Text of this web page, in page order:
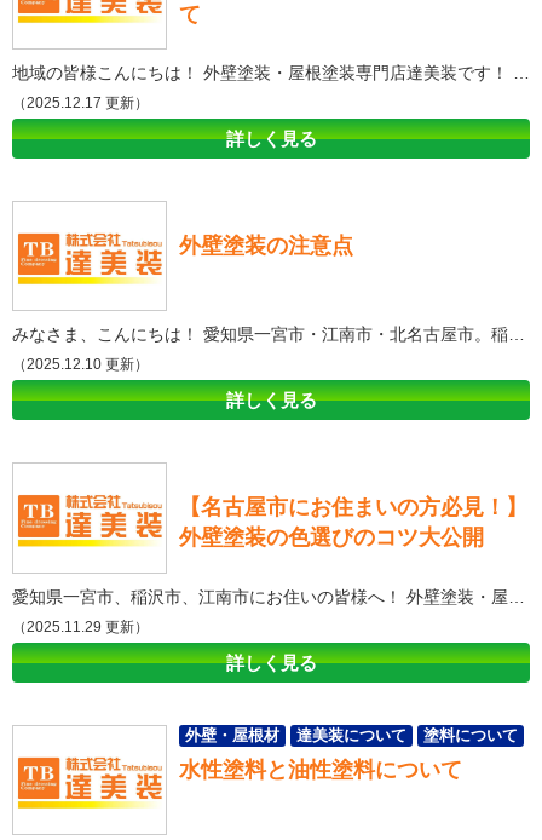
て
（2025.12.17 更新）
詳しく見る
外壁塗装の注意点
みなさま、こんにちは！ 愛知県一宮市・江南市・北名古屋市。稲沢市の外壁塗装・屋根塗装専門店の達美装です！ 今回は引き続き、外壁塗装におけるトラブル②と題しまして、引き続き外壁塗装におけるトラブルを説明させていただきます。 塗装をおこなった際の塗料の剥がれ こういった問題が起こる要因として、雑な下地処理しか行われていないことや、外壁塗装回数がそもそも3回に達していないことが挙げられます。 外壁塗装回数がそもそも3回に達していない 充分な外壁塗装を行うには原則、下塗りと上塗り、中塗りと全部で３回は外壁塗装を行わなければなりません。ですが、工期を短くして安く済ませるために必要な手間を省いて2回程度しか外壁塗装を行わなかった際には、外壁塗装に使う塗料の耐久力がカタログスペックより低くなってしまい、急速に外壁塗装に使った塗料がとれてしまうリスクを抱えています。※とはいえ、外壁材や塗料によって、2回外壁塗装を行うだけで十分な場合も例外的にございます。見積もりを取っていただく時にはご自宅の外壁に使われている素材や、使われている外壁の塗料については、依頼した外壁塗装業者にあらかじめよく確認するようにして下さい。 不十分な下地処理 外壁塗装を行うときには、必ず下地処理を行い、外壁につかわれている塗料と外壁材をしっかりと密着させることが重要です。この下地処理の手順は下記のような形です；￥。・高圧洗浄・欠けたり壊れている部分のシーリング等による補修作業◇さび等を落とすケレン作業 この下地処理がきちんと施工されていないようなケースでは、外壁に使われている塗料と外壁材の間が空いてしまい、行った場合より塗膜がかなりはがれやすくなってしまいます。。外壁塗装の際の塗装回数が規定回数に達していなかったり、下地処理が十分に施されていないと塗装が剥がれてしまう要因となってしまうでしょう。 外壁塗装をおこなった際に塗りムラが発生してしまった 外壁塗装をおこなった際に塗りムラが発生してしまった要因としては、下記のような要因がありえます。・外壁塗装の階数が規定に達していない・外壁に使う塗料を無理に減らしているこちらについても詳しく説明いたします。 外壁塗装の階数が規定に達していない 先述の通り、外壁塗装を行う際の回数は下塗り・中塗り・上塗りと3回塗ることが原則となっています。にもかかわらず、手抜き工事で上塗り作業１回で外壁塗装工事を観光として引き渡すような悪質な業者も存在しています。こういった外壁塗装にかかる回数が規定に達していない際は、外壁塗装を仕上げた際に、塗りムラが発生してしまうリスクが高まってしまいます。 外壁に使う塗料を無理に減らしている 外壁塗装での主役は上塗り塗料です。最終的に最も表面に露出した上塗り用の塗料が美観をしっかりと保ち、耐久力を高めてしまいます。とはいえ、これには条件があります。それは、下塗りがしっかりと十分な量施されていることです。下塗り塗料は完工した際にお客様からは見えませんが、外壁につかう塗料の量を無理に減らして施工を行おうとすると、上塗りに使う塗料と外壁材の間が空いてしまい、塗りムラの原因となってしまいます。 このため、下地処理をきちんとしていない、既定の外壁塗装の回数や、外壁塗料の量が十分ではなかった場合、外壁材がより早く裂開していしまったり、塗膜が剥がれてしまったり、塗りムラが発生してしまうことになるのです。 ‐‐‐‐‐‐‐‐‐‐‐‐‐‐‐‐‐‐‐‐‐‐‐‐‐‐‐‐‐‐‐‐‐‐‐‐‐‐‐‐‐‐‐‐‐‐---------------------------------------------------------------------------------- 外壁塗装・屋根塗装について詳しく知りたい方は是非ショールームに来店して頂きご質問してください！ 愛知県一宮市・江南市の外壁塗装・屋根塗装・防水工事のご相談・お見積り依頼・診断（無料）は株式会社達美装 外壁塗装・屋根塗装について詳しく知りたい方は是非ショールームに来店して頂きご質問してください！ 愛知県一宮市・江南市の外壁塗装・屋根塗装・防水工事のご相談・お見積り依頼・診断（無料）は株式会社達美装 外壁塗装ショールーム来店予約はこちら↓ 来店予約 愛知県一宮市の外壁塗装＆防水専門店株式会社達美装 本社/塗装・防水資材置き場〒491-0871 愛知県一宮市浅野字大曲り60TEL：0586-85-6172 FAX：0586-85-6173 仮設資材センター〒491-0813 愛知県一宮市千秋町町屋字端畑60 一宮ショールーム〒491-0831 愛知県一宮市森本4丁目13-23TEL：0120-825-257 江南ショールーム〒483-8272 愛知県江南市古知野北屋敷89 TEL：0120-825-257 稲沢ショールーム〒492-8213 稲沢市高御堂2丁目14番地5 TEL：0120-825-257 名古屋ショールーム〒462-0026 名古屋市北区萩野通2丁目14 TEL：0120-825-257 春日井ショールーム〒486-0846 春日井市朝宮町2丁目14-8 TEL：0120-825-257 アパート・マンション大規模修繕専門店TB-STYLEショールーム〒491-0064 愛知県一宮市宮西通8丁目25-1 TEL：0120-931-797
（2025.12.10 更新）
詳しく見る
【名古屋市にお住まいの方必見！】
外壁塗装の色選びのコツ大公開
（2025.11.29 更新）
詳しく見る
水性塗料と油性塗料について
外壁・屋根材 達美装について
塗料について
豆知識
スタッフブログ